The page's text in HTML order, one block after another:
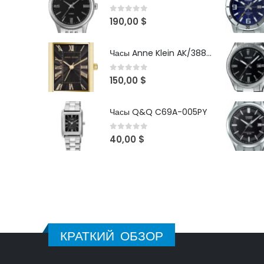
0out of 5
190,00 $
Часы Anne Klein AK/3882BKGB
0out of 5
150,00 $
Часы Q&Q C69A-005PY
0 out of 5
40,00 $
КРАТКИЙ ОБЗОР